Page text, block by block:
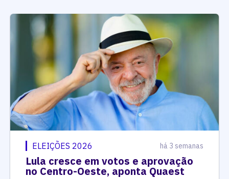
ELEIÇÕES 2026 há 3 semanas
Lula cresce em votos e aprovação
no Centro-Oeste, aponta Quaest